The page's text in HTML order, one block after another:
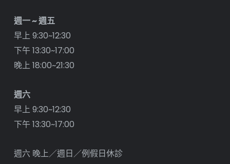
週一 ~ 週五
早上 9:30~12:30
下午 13:30~17:00
晚上 18:00~21:30
週六
早上 9:30~12:30
下午 13:30~17:00
週六 晚上／週日／例假日休診